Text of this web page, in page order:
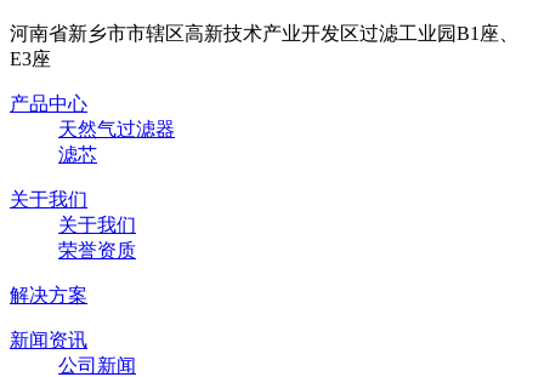
河南省新乡市市辖区高新技术产业开发区过滤工业园B1座、
E3座
产品中心
天然气过滤器
滤芯
关于我们
关于我们
荣誉资质
解决方案
新闻资讯
公司新闻